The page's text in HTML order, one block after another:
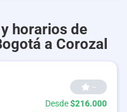
horarios de
a Corozal
--
Desde$216.000